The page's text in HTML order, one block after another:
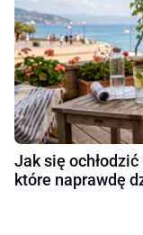
Jak się ochłodzić
które naprawdę